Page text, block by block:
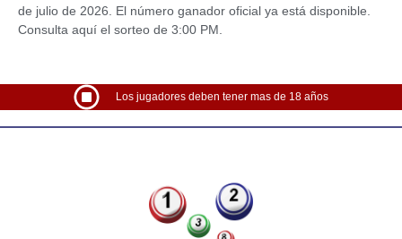
de julio de 2026. El número ganador oficial ya está disponible.
Consulta aquí el sorteo de 3:00 PM.
Los jugadores deben tener mas de 18 años